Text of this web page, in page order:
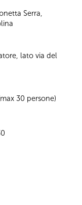
Serra,
lato via del
30 persone)